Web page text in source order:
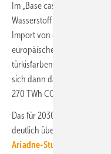
Im „Base case“-Szenario
Wasserstoff mit einer
Import von 48 TWh aus
europäischen Ländern,
türkisfarbenem Wasserstoff
sich dann das vom DVGW
270 TWh CO
Das für 2030 angenommene
deutlich über allen
Ariadne-Studie